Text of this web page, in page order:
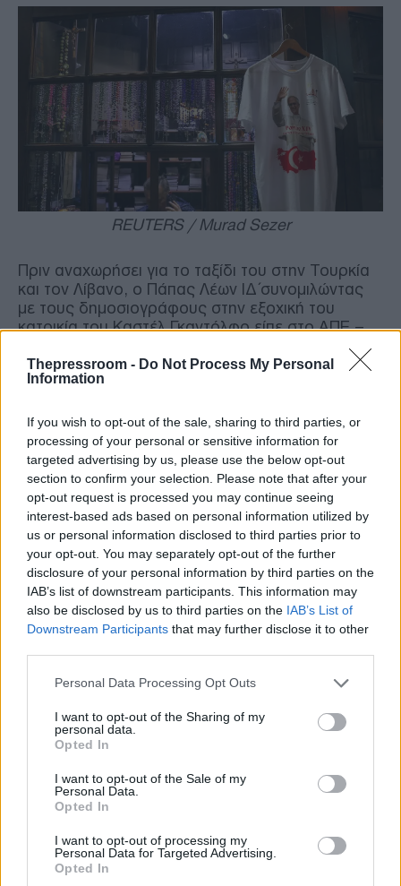
Thepressroom - Do Not Process My Personal
Information
If you wish to opt-out of the sale, sharing to third parties, or
processing of your personal or sensitive information for
targeted advertising by us, please use the below opt-out
section to confirm your selection. Please note that after your
opt-out request is processed you may continue seeing
interest-based ads based on personal information utilized by
us or personal information disclosed to third parties prior to
your opt-out. You may separately opt-out of the further
disclosure of your personal information by third parties on the
IAB’s list of downstream participants. This information may
also be disclosed by us to third parties on the IAB’s List of
Downstream Participants that may further disclose it to other
Please note that this website/app uses one or more Google
not limited to your visit or usage behaviour. You may click to
grant or deny consent to Google and its third-party tags to
use your data for below specified purposes in below Google
consent section.
Personal Data Processing Opt Outs
I want to opt-out of the Sharing of my
personal data.
Opted In
I want to opt-out of the Sale of my
Personal Data.
Opted In
I want to opt-out of processing my
Personal Data for Targeted Advertising.
Opted In
REUTERS / Murad Sezer
Πριν αναχωρήσει για το ταξίδι του στην Τουρκία
και τον Λίβανο, ο Πάπας Λέων ΙΔ΄συνομιλώντας
με τους δημοσιογράφους στην εξοχική του
κατοικία του Καστέλ Γκαντόλφο είπε στο ΑΠΕ –
αποστολικού ταξιδιού στο εξωτερικό.
εορταστούν τα 1.700 χρόνια από τη Σύνοδο της
Νίκαιας και του χριστιανικού “Πιστεύω” όπως και
να τιμήσουμε τη μορφή του Ιησού Χριστού.
Πριν από λίγες ημέρες, η Καθολική Εκκλησία
δημοσίευσε αποστολική επιστολή, η οποία μιλά
ακριβώς για τη σημασία της ενότητας των
Χριστιανών, που μπορεί να αποτελέσει και πηγή
ειρήνης για όλο τον κόσμο. Χρειάζεται η
χριστιανική μας μαρτυρία.
Με τον Οικουμενικό Πατριάρχη Βαρθολομαίο
πιστεύω ότι αυτή θα είναι μια εξαιρετική ευκαιρία
για να προάγουμε την ενότητα όλων των
Χριστιανών» δήλωσε.